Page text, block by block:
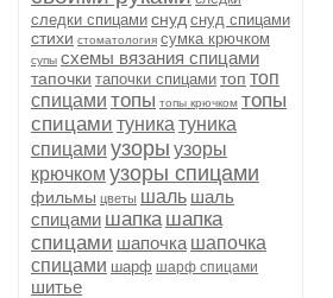
следки спицами снуд снуд спицами
стихи стоматология сумка крючком
супы схемы вязания спицами
тапочки тапочки спицами топ топ
спицами топы топы крючком топы
спицами туника туника
спицами узоры узоры
крючком узоры спицами
фильмы цветы шаль шаль
спицами шапка шапка
спицами шапочка шапочка
спицами шарф шарф спицами
шитье